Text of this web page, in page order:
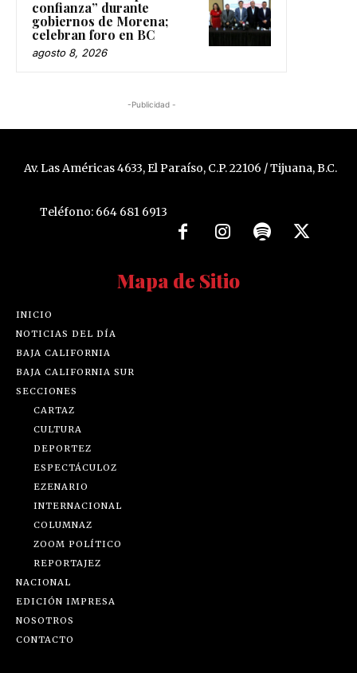
confianza” durante
gobiernos de Morena;
celebran foro en BC
agosto 8, 2026
-Publicidad -
Av. Las Américas 4633, El Paraíso, C.P. 22106 / Tijuana, B.C.
Teléfono: 664 681 6913
Mapa de Sitio
INICIO
NOTICIAS DEL DÍA
BAJA CALIFORNIA
BAJA CALIFORNIA SUR
SECCIONES
CARTAZ
CULTURA
DEPORTEZ
ESPECTÁCULOZ
EZENARIO
INTERNACIONAL
COLUMNAZ
ZOOM POLÍTICO
REPORTAJEZ
NACIONAL
EDICIÓN IMPRESA
NOSOTROS
CONTACTO